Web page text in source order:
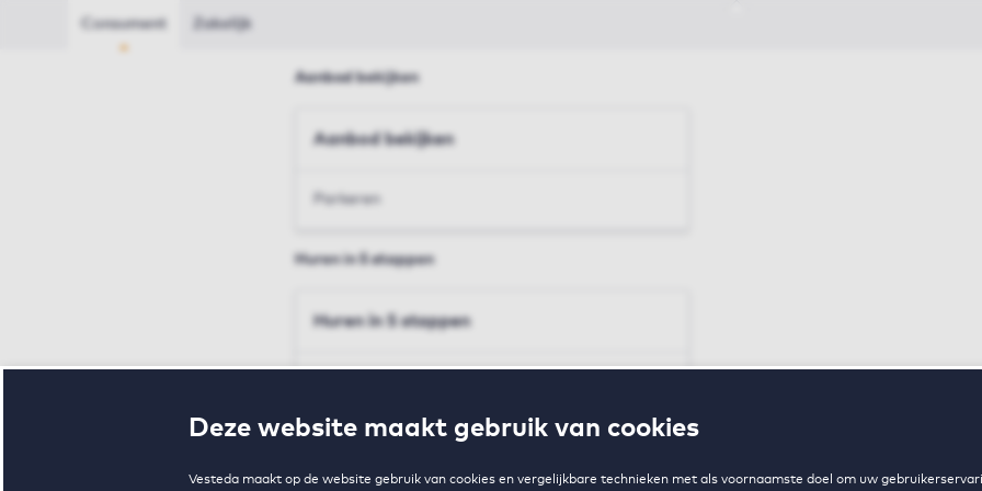
Deze website maakt gebruik van cookies
Vesteda maakt op de website gebruik van cookies en vergelijkbare technieken met als voornaamste doel om uw
Consument Zakelijk
Aanbod bekijken
Aanbod bekijken
Parkeren
Huren in 5 stappen
Huren in 5 stappen
Voorwaarden en toewijzing